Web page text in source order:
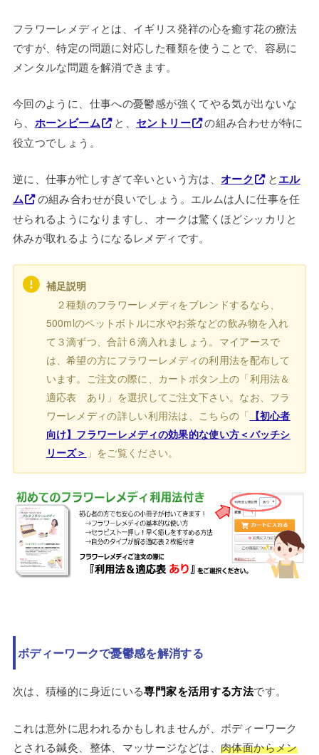
フラワーレメディとは、イギリス発祥の心を癒す花の療法
ですが、特定の問題に対応した種類を使うことで、容易に
メンタルな問題を解消できます。
今回のように、仕事への憂鬱感が強くてやる気が出ないな
ら、 ホーンビーム と、 セントリー
の組み合わせが特に
役立つでしょう。
逆に、仕事が忙しすぎて辛いという方は、オーク とエル
ム
の組み合わせが良いでしょう。エルムは人に仕事を任
せられるようになりますし、オークは驚くほどシッカリと
休みが取れるようになるレメディです。
補足説明
２種類のフラワーレメディをブレンドするなら、
500mlのペットボトルに水やお茶などの飲み物を入れ
て３滴ずつ、合計６滴入れましょう。マイアースで
は、希望の方にフラワーレメディの利用法を配布して
います。ご注文の際に、カートボタン上の「利用法＆
適応表 あり」を選択してご注文下さい。なお、フラ
ワーレメディの詳しい利用法は、こちらの「 【初心者
向け】フラワーレメディの効果的な使い方＜バッチシ
リーズ＞ 」をご覧ください。
ボディーワークで憂鬱感を解消する
次は、積極的に身近にいる専門家を活用する方法です。
これは意外に思われるかもしれませんが、ボディーワーク
とされる鍼灸、整体、マッサージなどは、肉体面からメン